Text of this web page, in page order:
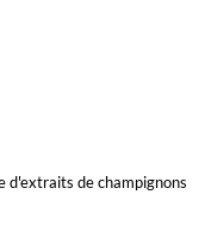
d'extraits de champignons